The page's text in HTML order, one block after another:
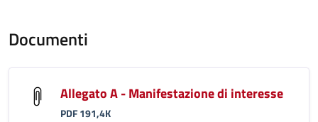
Documenti
Allegato A - Manifestazione di interesse
PDF 191,4K